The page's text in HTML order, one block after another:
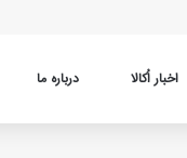
اخبار اُکالا درباره ما